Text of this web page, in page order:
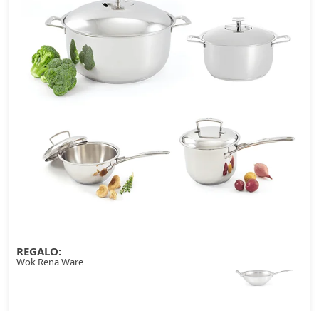
REGALO:
Wok Rena Ware